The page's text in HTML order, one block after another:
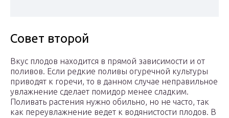
Совет второй
Вкус плодов находится в прямой зависимости и от
поливов. Если редкие поливы огуречной культуры
приводят к горечи, то в данном случае неправильное
увлажнение сделает помидор менее сладким.
Поливать растения нужно обильно, но не часто, так
как переувлажнение ведет к водянистости плодов. В